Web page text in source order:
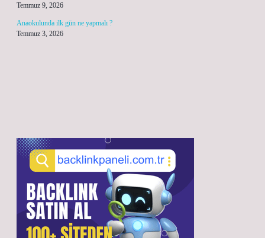
Temmuz 9, 2026
Anaokulunda ilk gün ne yapmalı ?
Temmuz 3, 2026